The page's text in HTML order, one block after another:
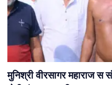
मुनिश्री वीरसागर महाराज स